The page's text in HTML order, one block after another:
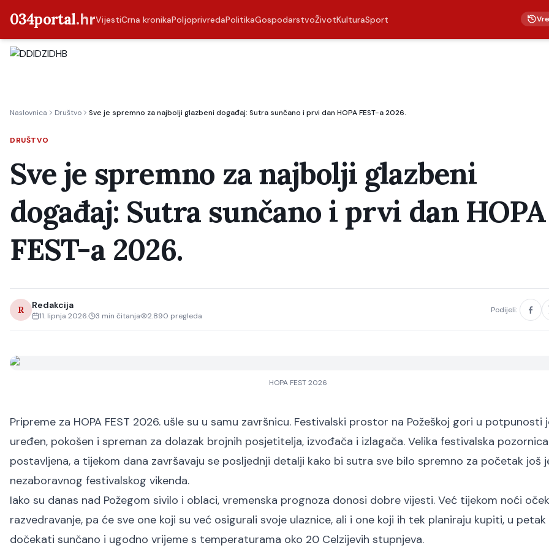
034portal.hrVijestiCrna kronikaPoljoprivredaPolitikaGospodarstvoŽivotKulturaSport
Naslovnica Društvo Sve je spremno za najbolji glazbeni događaj: Sutra sunčano i prvi dan HOPA FEST-a 2026.
DRUŠTVO
Sve je spremno za najbolji glazbeni
događaj: Sutra sunčano i prvi dan HOPA
FEST-a 2026.
R Redakcija
11. lipnja 2026. 3 min čitanja 2.890 pregleda
Podijeli:
HOPA FEST 2026
Pripreme za HOPA FEST 2026. ušle su u samu završnicu. Festivalski prostor na Požeškoj gori u potpunosti
uređen, pokošen i spreman za dolazak brojnih posjetitelja, izvođača i izlagača. Velika festivalska
postavljena, a tijekom dana završavaju se posljednji detalji kako bi sutra sve bilo spremno za početak još
nezaboravnog festivalskog vikenda.
Iako su danas nad Požegom sivilo i oblaci, vremenska prognoza donosi dobre vijesti. Već tijekom noći
razvedravanje, pa će sve one koji su već osigurali svoje ulaznice, ali i one koji ih tek planiraju kupiti, u petak
dočekati sunčano i ugodno vrijeme s temperaturama oko 20 Celzijevih stupnjeva.